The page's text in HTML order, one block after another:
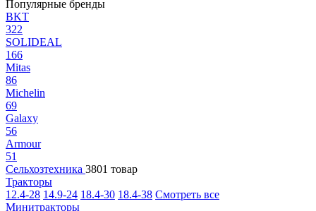
Популярные бренды
BKT
322
SOLIDEAL
166
Mitas
86
Michelin
69
Galaxy
56
Armour
51
Сельхозтехника 3801 товар
Тракторы
12.4-28 14.9-24 18.4-30 18.4-38 Смотреть все
Минитракторы